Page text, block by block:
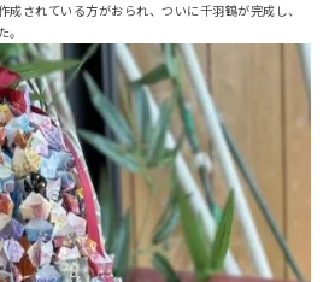
されている方がおられ、ついに千羽鶴が完成し、